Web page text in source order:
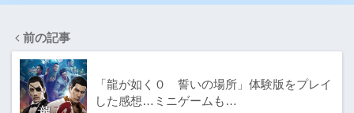
前の記事
「龍が如く０ 誓いの場所」体験版をプレイ
した感想…ミニゲームも…